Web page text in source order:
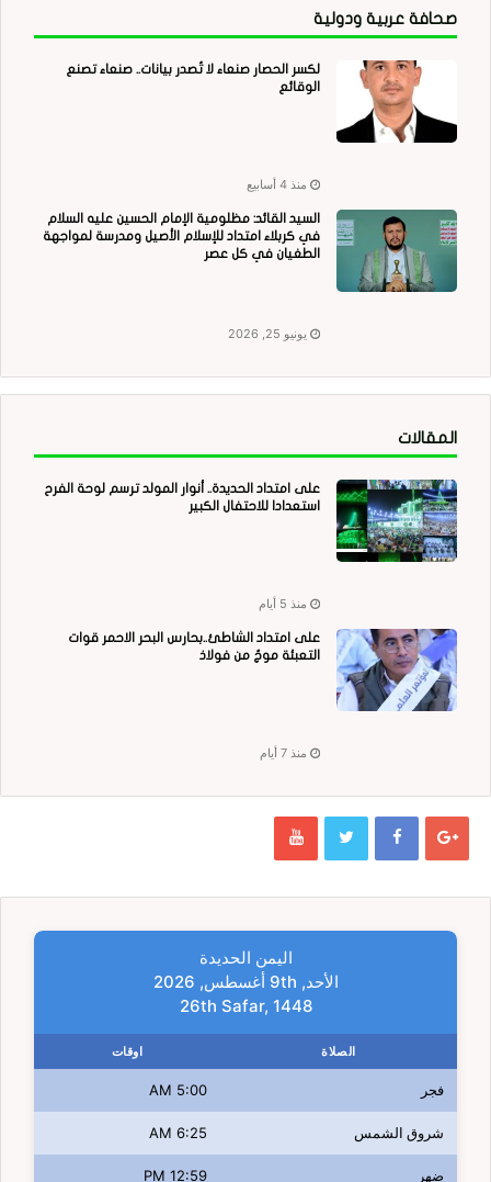
صحافة عربية ودولية
لكسر الحصار صنعاء لا تُصدر بيانات.. صنعاء تصنع
الوقائع
منذ 4 أسابيع
السيد القائد: مظلومية الإمام الحسين عليه السلام
في كربلاء امتداد للإسلام الأصيل ومدرسة لمواجهة
الطغيان في كل عصر
يونيو 25, 2026
المقالات
على امتداد الحديدة.. أنوار المولد ترسم لوحة الفرح
استعدادا للاحتفال الكبير
منذ 5 أيام
على امتداد الشاطئ..بحارس البحر الاحمر قوات
التعبئة موجٌ من فولاذ
منذ 7 أيام
اليمن الحديدة
الأحد, 9th أغسطس, 2026
26th Safar, 1448
الصلاة اوقات
فجر 5:00 AM
شروق الشمس 6:25 AM
ضهر 12:59 PM